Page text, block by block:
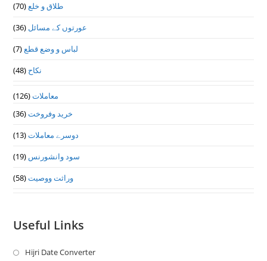
طلاق و خلع(70)
عورتوں کے مسائل (36)
لباس و وضع قطع(7)
نکاح (48)
معاملات(126)
خرید وفروخت(36)
دوسرے معاملات(13)
سود وانشورنس (19)
وراثت ووصيت(58)
Useful Links
Hijri Date ConverterOpens